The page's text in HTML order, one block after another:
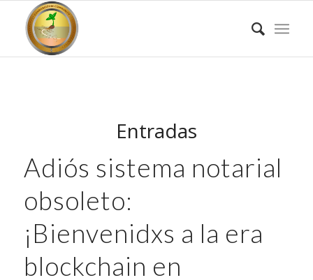
Entradas
Adiós sistema notarial
obsoleto:
¡Bienvenidxs a la era
blockchain en